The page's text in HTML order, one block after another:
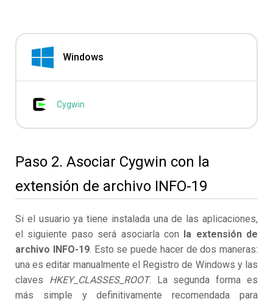
Windows
Cygwin
Paso 2. Asociar Cygwin con la
extensión de archivo INFO-19
Si el usuario ya tiene instalada una de las aplicaciones,
el siguiente paso será asociarla con la extensión de
archivo INFO-19. Esto se puede hacer de dos maneras:
una es editar manualmente el Registro de Windows y las
claves HKEY_CLASSES_ROOT. La segunda forma es
más simple y definitivamente recomendada para